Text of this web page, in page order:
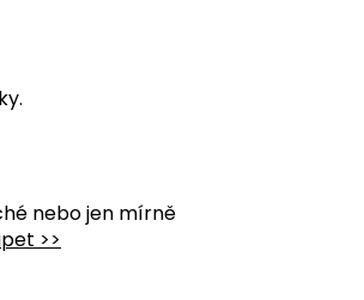
nebo jen mírně
>>